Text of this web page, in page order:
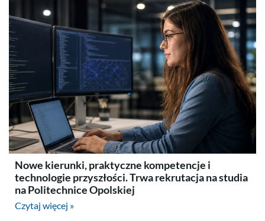
Nowe kierunki, praktyczne kompetencje i
technologie przyszłości. Trwa rekrutacja na studia
na Politechnice Opolskiej
Czytaj więcej »